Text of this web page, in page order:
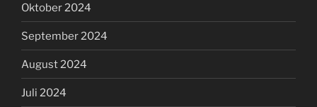
Oktober 2024
September 2024
August 2024
Juli 2024